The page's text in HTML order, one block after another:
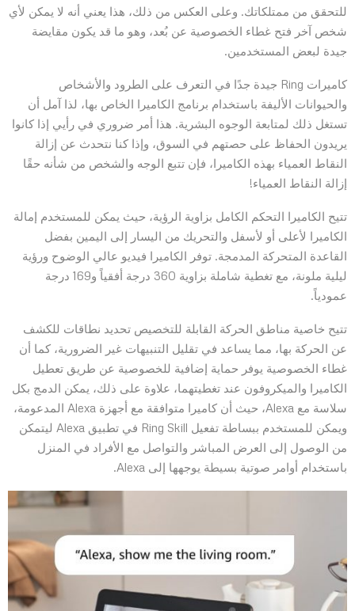
للتحقق من ممتلكاتك. وعلى العكس من ذلك، هذا يعني أنه لا يمكن لأي
شخص آخر فتح غطاء الخصوصية عن بُعد، وهو ما قد يكون مقايضة
جيدة لبعض المستخدمين.
كاميرات Ring جيدة جدًا في التعرف على الطرود والأشخاص
والحيوانات الأليفة باستخدام برنامج الكاميرا الخاص بها، لذا آمل أن
تستغل ذلك لمتابعة الوجوه البشرية. هذا أمر ضروري في رأيي إذا كانوا
يريدون الحفاظ على حصتهم في السوق، وإذا كنا نتحدث عن إزالة
النقاط العمياء بهذه الكاميرا، فإن تتبع الوجه والشخص من شأنه حقًا
إزالة النقاط العمياء!
تتيح الكاميرا التحكم الكامل بزاوية الرؤية، حيث يمكن للمستخدم إمالة
الكاميرا لأعلى أو لأسفل والتحريك من اليسار إلى اليمين بفضل
القاعدة المتحركة المدمجة. توفر الكاميرا فيديو عالي الوضوح ورؤية
ليلية ملونة، مع تغطية شاملة بزاوية 360 درجة أفقياً و169 درجة
عمودياً.
تتيح خاصية مناطق الحركة القابلة للتخصيص تحديد نطاقات للكشف
عن الحركة بها، مما يساعد في تقليل التنبيهات غير الضرورية، كما أن
غطاء الخصوصية يوفر حماية إضافية للخصوصية عن طريق تعطيل
الكاميرا والميكروفون عند تغطيتهما، علاوة على ذلك، يمكن الدمج بكل
سلاسة مع Alexa، حيث أن كاميرا متوافقة مع أجهزة Alexa المدعومة،
ويمكن للمستخدم ببساطة تفعيل Ring Skill في تطبيق Alexa ليتمكن
من الوصول إلى العرض المباشر والتواصل مع الأفراد في المنزل
باستخدام أوامر صوتية بسيطة يوجهها إلى Alexa.